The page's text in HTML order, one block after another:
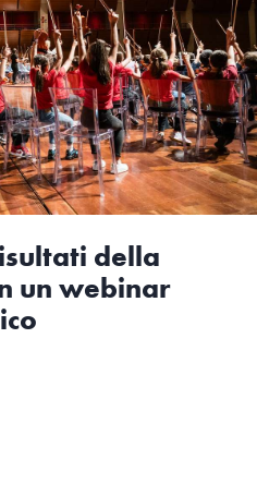
della
un webinar